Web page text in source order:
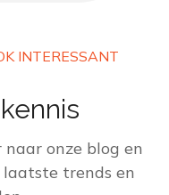
INTERESSANT
onze blog en
trends en